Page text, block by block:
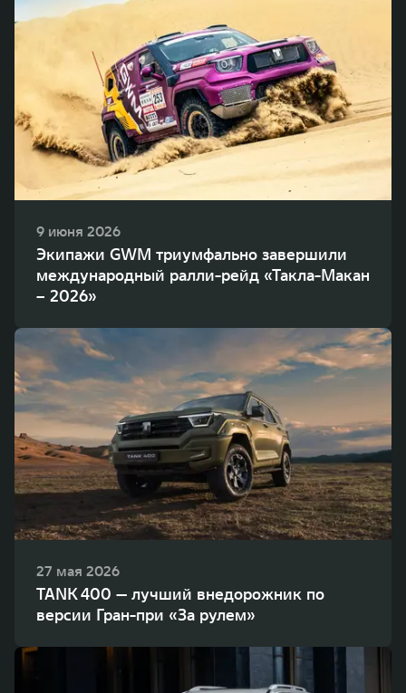
9 июня 2026
Экипажи GWM триумфально завершили
международный ралли-рейд «Такла-Макан
– 2026»
27 мая 2026
TANK 400 — лучший внедорожник по
версии Гран-при «За рулем»